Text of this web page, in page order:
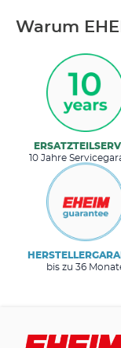
Warum
10 Jahre
bis zu 36